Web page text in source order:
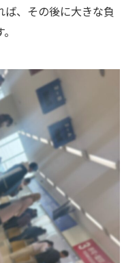
ば、その後に大きな負